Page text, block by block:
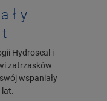
Hydroseal i
zatrzasków
wspaniały
lat.